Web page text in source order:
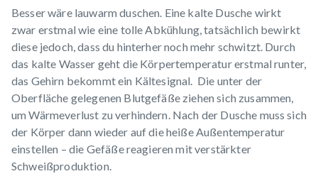
Besser wäre lauwarm duschen. Eine kalte Dusche wirkt
zwar erstmal wie eine tolle Abkühlung, tatsächlich bewirkt
diese jedoch, dass du hinterher noch mehr schwitzt. Durch
das kalte Wasser geht die Körpertemperatur erstmal runter,
das Gehirn bekommt ein Kältesignal. Die unter der
Oberfläche gelegenen Blutgefäße ziehen sich zusammen,
um Wärmeverlust zu verhindern. Nach der Dusche muss sich
der Körper dann wieder auf die heiße Außentemperatur
einstellen – die Gefäße reagieren mit verstärkter
Schweißproduktion.